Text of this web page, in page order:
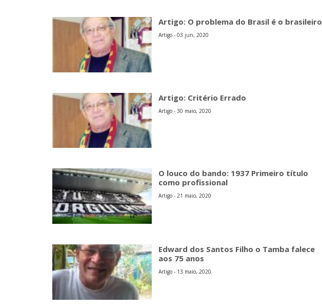
Artigo: O problema do Brasil é o brasileiro
Artigo - 03 jun, 2020
Artigo: Critério Errado
Artigo - 30 maio, 2020
O louco do bando: 1937 Primeiro título
como profissional
Artigo - 21 maio, 2020
Edward dos Santos Filho o Tamba falece
aos 75 anos
Artigo - 13 maio, 2020